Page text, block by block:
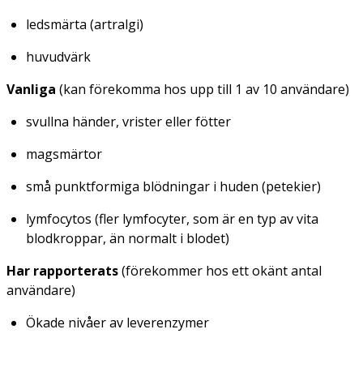
ledsmärta (artralgi)
huvudvärk
Vanliga (kan förekomma hos upp till 1 av 10 användare)
svullna händer, vrister eller fötter
magsmärtor
små punktformiga blödningar i huden (petekier)
lymfocytos (fler lymfocyter, som är en typ av vita
blodkroppar, än normalt i blodet)
Har rapporterats(förekommer hos ett okänt antal
användare)
Ökade nivåer av leverenzymer